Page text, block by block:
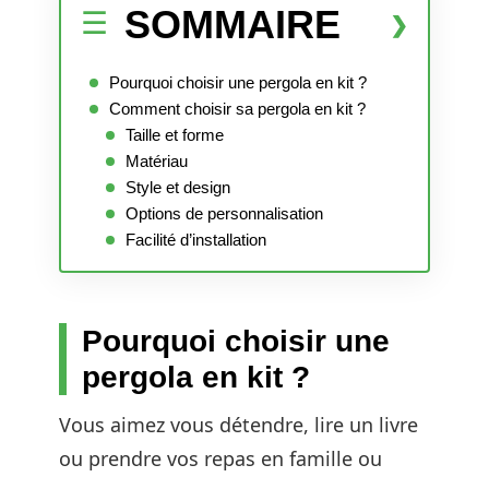
SOMMAIRE
Pourquoi choisir une pergola en kit ?
Comment choisir sa pergola en kit ?
Taille et forme
Matériau
Style et design
Options de personnalisation
Facilité d’installation
Pourquoi choisir une
pergola en kit ?
Vous aimez vous détendre, lire un livre
ou prendre vos repas en famille ou